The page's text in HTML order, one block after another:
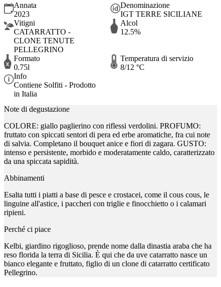
Annata
2023
Denominazione
IGT TERRE SICILIANE
Vitigni
CATARRATTO -
CLONE TENUTE
PELLEGRINO
Alcol
12.5%
Formato
0.75l
Temperatura di servizio
8/12 °C
Info
Contiene Solfiti - Prodotto
in Italia
Note di degustazione
COLORE: giallo paglierino con riflessi verdolini. PROFUMO:
fruttato con spiccati sentori di pera ed erbe aromatiche, fra cui note
di salvia. Completano il bouquet anice e fiori di zagara. GUSTO:
intenso e persistente, morbido e moderatamente caldo, caratterizzato
da una spiccata sapidità.
Abbinamenti
Esalta tutti i piatti a base di pesce e crostacei, come il cous cous, le
linguine all'astice, i paccheri con triglie e finocchietto o i calamari
ripieni.
Perché ci piace
Kelbi, giardino rigoglioso, prende nome dalla dinastia araba che ha
reso florida la terra di Sicilia. È qui che da uve catarratto nasce un
bianco elegante e fruttato, figlio di un clone di catarratto certificato
Pellegrino.